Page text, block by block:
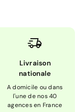
Livraison
nationale
A domicile ou dans
l'une de nos 40
agences en France